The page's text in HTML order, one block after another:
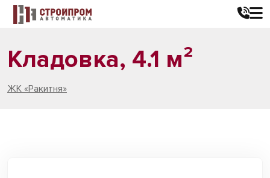
Кладовка, 4.1 м²
ЖК «Ракитня»